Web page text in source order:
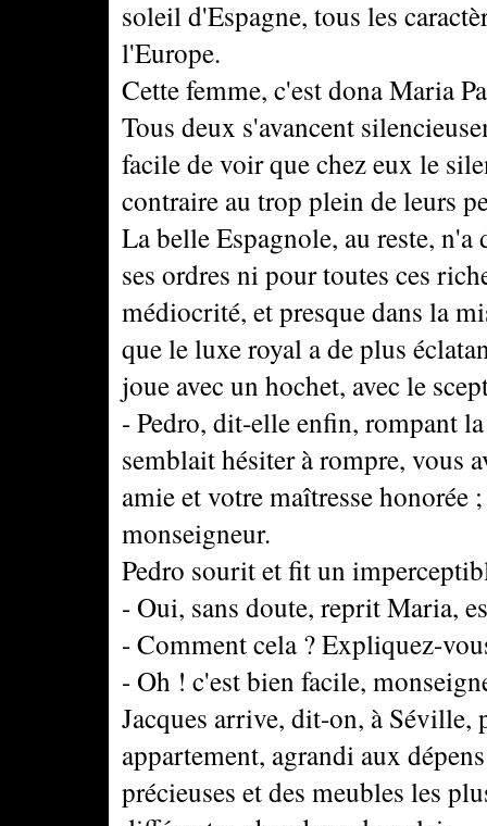
soleil d'Espagne, tous les
l'Europe.
Cette femme, c'est dona Maria
Tous deux s'avancent
facile de voir que chez eux le
contraire au trop plein de leurs
La belle Espagnole, au reste,
ses ordres ni pour toutes ces
médiocrité, et presque dans la
que le luxe royal a de plus
joue avec un hochet, avec le
- Pedro, dit-elle enfin, rompant
semblait hésiter à rompre, vous
amie et votre maîtresse
monseigneur.
Pedro sourit et fit un
- Oui, sans doute, reprit Maria,
- Comment cela ? Expliquez-
- Oh ! c'est bien facile,
Jacques arrive, dit-on, à Séville,
appartement, agrandi aux
précieuses et des meubles les